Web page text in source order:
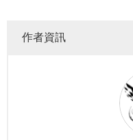
作者資訊